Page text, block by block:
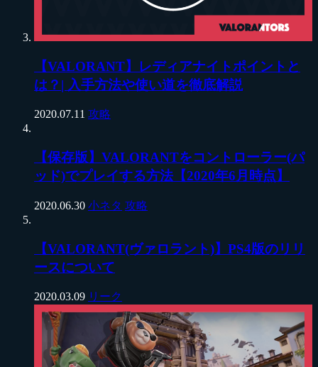
【VALORANT】レディアナイトポイントと
は？| 入手方法や使い道を徹底解説
2020.07.11 攻略
【保存版】VALORANTをコントローラー(パ
ッド)でプレイする方法【2020年6月時点】
2020.06.30 小ネタ 攻略
【VALORANT(ヴァロラント)】PS4版のリリ
ースについて
2020.03.09 リーク